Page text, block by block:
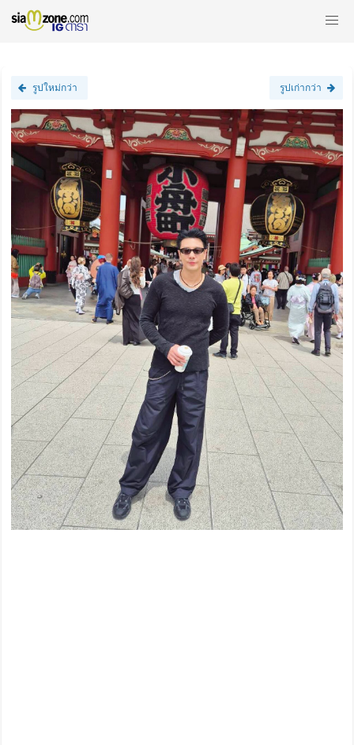
รูปใหม่กว่า รูปเก่ากว่า